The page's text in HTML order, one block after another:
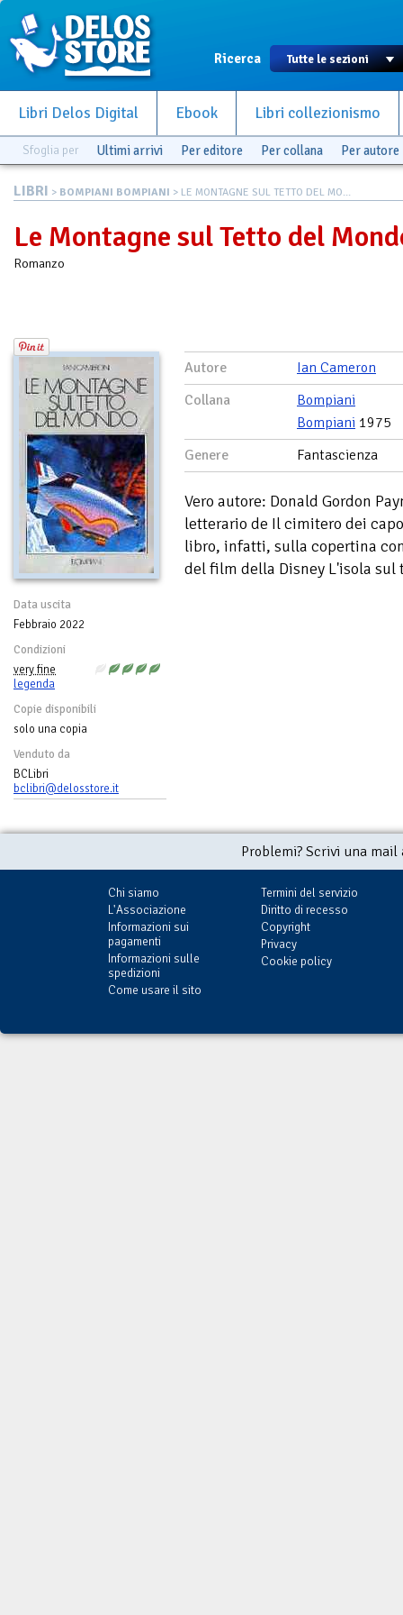
Ricerca
Libri Delos Digital Ebook Libri collezionismo
Sfoglia per Ultimi arrivi Per editore Per collana Per autore
LIBRI > BOMPIANI BOMPIANI > LE MONTAGNE SUL TETTO DEL MO...
Le Montagne sul Tetto del
Romanzo
Data uscita
Febbraio 2022
Condizioni
very fine
legenda
Copie disponibili
solo una copia
Venduto da
BCLibri
bclibri@delosstore.it
Autore
Ian Cameron
Collana
Bompiani
Bompiani 1975
Genere
Fantascienza
Vero autore: Donald Gordon
letterario de Il cimitero dei
libro, infatti, sulla copertina
del film della Disney L'isola sul
Problemi? Scrivi una
Chi siamo
L'Associazione
Informazioni sui
pagamenti
Informazioni sulle
spedizioni
Come usare il sito
Termini del servizio
Diritto di recesso
Copyright
Privacy
Cookie policy